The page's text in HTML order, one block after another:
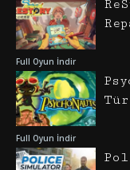
Full Oyun İndir
Full Oyun İndir